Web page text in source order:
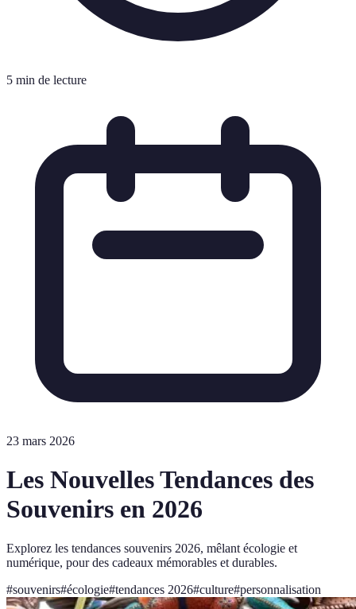
5 min de lecture
23 mars 2026
Les Nouvelles Tendances des
Souvenirs en 2026
Explorez les tendances souvenirs 2026, mêlant écologie et
numérique, pour des cadeaux mémorables et durables.
#souvenirs#écologie#tendances 2026#culture#personnalisation